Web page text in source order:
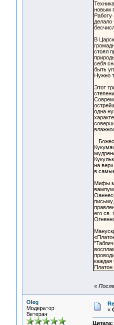
новым
делало
В
стоял
себя
быть
Нужно
Этот
одна
на
в
Мифы
его св.
каждая
«
Oleg
Модератор
Ветеран
«
Цитата: